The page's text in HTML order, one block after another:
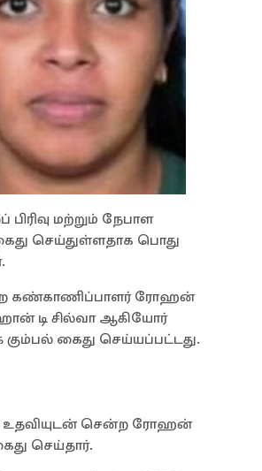
மற்றும் நேபாள
செய்துள்ளதாக பொது
கண்காணிப்பாளர் ரோஹன்
டி சில்வா ஆகியோர்
கைது செய்யப்பட்டது.
உதவியுடன் சென்ற ரோஹன்
செய்தார்.